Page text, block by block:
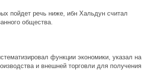
пойдет речь ниже, ибн Хальдун считал
общества.
функции экономики, указал на
и внешней торговли для получения